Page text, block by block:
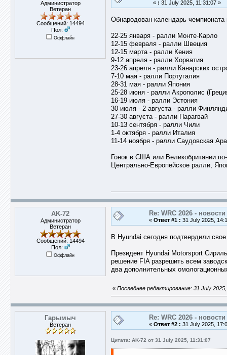
Администратор
Ветеран
Сообщений: 14494
Пол:
Оффлайн
« : 31 July 2025, 11:31:07 »
Обнародован календарь
22-25 января - ралли Монте-Карло
12-15 февраля - ралли Швеция
12-15 марта - ралли Кения
9-12 апреля - ралли Хорватия
23-26 апреля - ралли Канарских
7-10 мая - ралли Португалия
28-31 мая - ралли Япония
25-28 июня - ралли Акрополис
16-19 июля - ралли Эстония
30 июля - 2 августа - ралли
27-30 августа - ралли Парагвай
10-13 сентября - ралли Чили
1-4 октября - ралли Италия
11-14 ноября - ралли Саудовская
Гонок в США или Великобритании
Центрально-Европейское ралли,
AK-72
Администратор
Ветеран
Сообщений: 14494
Пол:
Оффлайн
Re: WRC 2026 -
« Ответ #1 : 31 July 2025,
В Hyundai сегодня подтвердили
Президент Hyundai Motorsport
решение FIA разрешить всем
два дополнительных
« Последнее редактирование: 31 July
Гарымыч
Ветеран
Re: WRC 2026 -
« Ответ #2 : 31 July 2025,
Цитата: AK-72 от 31 July 2025, 11:31:07